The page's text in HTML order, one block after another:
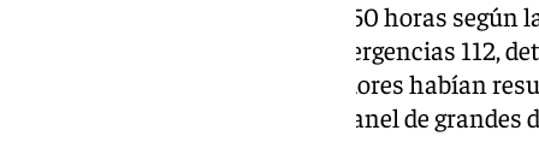
El accidente se produjo a las 15,50 horas según
atendidas en el Teléfono de Emergencias 112,
informaban de que dos trabajadores habían
gravedad, al caerle encima un panel de